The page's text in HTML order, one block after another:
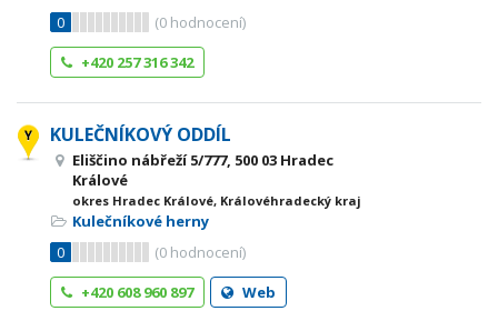
0
(0 hodnocení)
+420 257 316 342
KULEČNÍKOVÝ ODDÍL
Eliščino nábřeží 5/777, 500 03 Hradec
Králové
okres Hradec Králové, Královéhradecký kraj
Kulečníkové herny
0
(0 hodnocení)
+420 608 960 897
Web